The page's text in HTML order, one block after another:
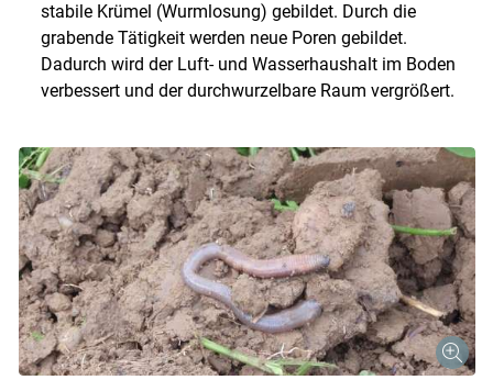
Skip to main content
stabile Krümel (Wurmlosung) gebildet. Durch die
grabende Tätigkeit werden neue Poren gebildet.
Dadurch wird der Luft- und Wasserhaushalt im Boden
verbessert und der durchwurzelbare Raum vergrößert.